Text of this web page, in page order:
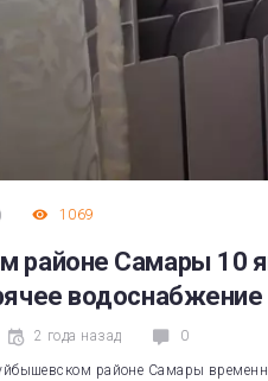
) 1069
районе Самары 10
водоснабжение
2 года назад 0
районе Самары